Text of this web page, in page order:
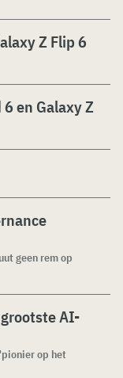
Z Flip 6
en Galaxy Z
geen rem op
grootste AI-
op het